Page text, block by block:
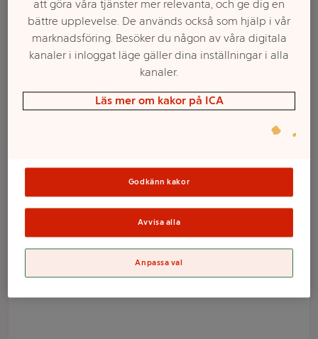
Hasselnötskräm
Valsoia
Varumärke
Välj butik och handla
Sortimentet kan variera mellan butikerna
att göra våra tjänster mer relevanta, och ge dig en
bättre upplevelse. De används också som hjälp i vår
marknadsföring. Besöker du någon av våra digitala
kanaler i inloggat läge gäller dina inställningar i alla
kanaler.
Läs mer om kakor på ICA
Godkänn kakor
Avvisa alla
Anpassa val